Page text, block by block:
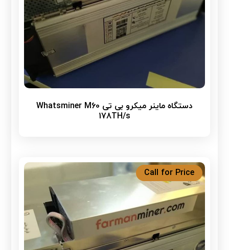
دستگاه ماینر میکرو بی تی Whatsminer M60
178TH/s
Call for Price